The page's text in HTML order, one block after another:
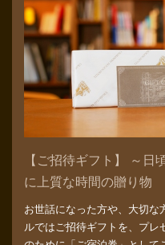
【ご招待ギフト】 ～日
に上質な時間の贈り物
お世話になった方や、大切
ルではご招待ギフトを、プレ